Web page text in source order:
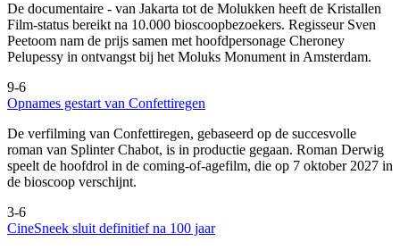
De documentaire - van Jakarta tot de Molukken heeft de Kristallen
Film-status bereikt na 10.000 bioscoopbezoekers. Regisseur Sven
Peetoom nam de prijs samen met hoofdpersonage Cheroney
Pelupessy in ontvangst bij het Moluks Monument in Amsterdam.
9-6
Opnames gestart van Confettiregen
De verfilming van Confettiregen, gebaseerd op de succesvolle
roman van Splinter Chabot, is in productie gegaan. Roman Derwig
speelt de hoofdrol in de coming-of-agefilm, die op 7 oktober 2027 in
de bioscoop verschijnt.
3-6
CineSneek sluit definitief na 100 jaar